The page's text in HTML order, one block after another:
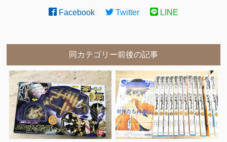
Facebook Twitter LINE
同カテゴリー前後の記事